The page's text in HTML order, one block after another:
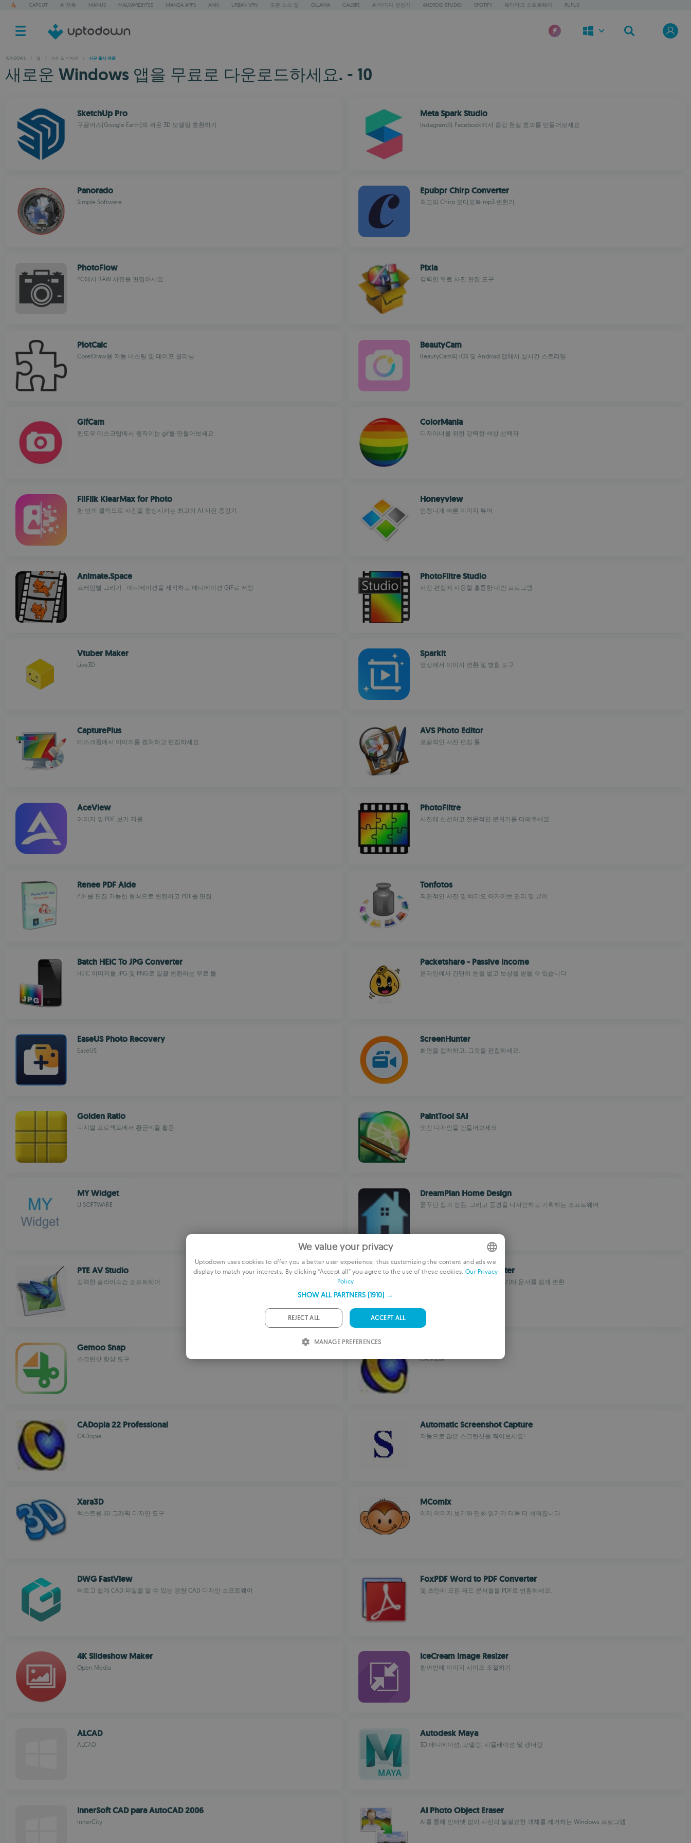
CAPCUT AI 챗봇 MANUS MALWAREBYTES MANGA APPS ANKI URBAN VPN 오픈 소스 앱 OLLAMA CALIBRE AI 이미지 생성기 ANDROID STUDIO SPOTIFY 워터마크 소프트웨어 RUFUS
WINDOWS / 앱 / 사진 및 디자인 / 신규 출시 제품
새로운 Windows 앱을 무료로 다운로드하세요. - 10
SketchUp Pro
구글어스(Google Earth)와 쉬운 3D 모델링 호환하기
Meta Spark Studio
Instagram와 Facebook에서 증강 현실 효과를 만들어보세요
Panorado
Simple Software
Epubpr Chirp Converter
최고의 Chirp 오디오북 mp3 변환기
PhotoFlow
PC에서 RAW 사진을 편집하세요
Pixia
강력한 무료 사진 편집 도구
PlotCalc
CorelDraw용 자동 네스팅 및 테이프 클리닝
BeautyCam
BeautyCam의 iOS 및 Android 앱에서 실시간 스트리밍
GifCam
윈도우 데스크탑에서 움직이는 gif를 만들어보세요
ColorMania
디자이너를 위한 강력한 색상 선택자
FliFlik KlearMax for Photo
한 번의 클릭으로 사진을 향상시키는 최고의 AI 사진 증강기
Honeyview
엄청나게 빠른 이미지 뷰어
Animate.Space
프레임별 그리기 - 애니메이션을 제작하고 애니메이션 GIF로 저장
PhotoFiltre Studio
사진 편집에 사용할 훌륭한 대안 프로그램
Vtuber Maker
Live3D
Sparkit
영상에서 이미지 변환 및 병합 도구
CapturePlus
데스크톱에서 이미지를 캡처하고 편집하세요
AVS Photo Editor
포괄적인 사진 편집 툴
AceView
이미지 및 PDF 보기 지원
PhotoFiltre
사진에 신선하고 전문적인 분위기를 더해주세요.
Renee PDF Aide
PDF를 편집 가능한 형식으로 변환하고 PDF를 편집
Tonfotos
직관적인 사진 및 비디오 아카이브 관리 및 뷰어
Batch HEIC To JPG Converter
HEIC 이미지를 JPG 및 PNG로 일괄 변환하는 무료 툴
Packetshare - Passive Income
온라인에서 간단히 돈을 벌고 보상을 받을 수 있습니다
EaseUS Photo Recovery
EaseUS
ScreenHunter
화면을 캡처하고, 그것을 편집하세요.
Golden Ratio
디지털 프로젝트에서 황금비율 활용
PaintTool SAI
멋진 디자인을 만들어보세요
MY Widget
U SOFTWARE
DreamPlan Home Design
꿈꾸던 집과 정원, 그리고 풍경을 디자인하고 기획하는 소프트웨어
PTE AV Studio
강력한 슬라이드쇼 소프트웨어
Kingshiper File Converter
동영상, 오디오, 이미지, PDF 및 기타 문서를 쉽게 변환
Gemoo Snap
스크린샷 향상 도구 CADopia
CADopia 22 Professional
CADopia
Automatic Screenshot Capture
자동으로 많은 스크린샷을 찍어보세요!
Xara3D
텍스트용 3D 그래픽 디자인 도구
MComix
이제 이미지 보기와 만화 읽기가 더욱 더 쉬워집니다.
DWG FastView
빠르고 쉽게 CAD 파일을 열 수 있는 경량 CAD 디자인 소프트웨어
FoxPDF Word to PDF Converter
몇 초만에 모든 워드 문서들을 PDF로 변환하세요.
4K Slideshow Maker
Open Media
IceCream Image Resizer
한꺼번에 이미지 사이즈 조절하기
ALCAD
ALCAD
Autodesk Maya
3D 애니메이션, 모델링, 시뮬레이션 및 렌더링
InnerSoft CAD para AutoCAD 2006
InnerCity
AI Photo Object Eraser
AI를 통해 인터넷 없이 사진의 불필요한 객체를 제거하는 Windows 프로그램
ENGLISH
SPANISH
We value your privacy
Uptodown uses cookies to offer you a better user experience, thus customizing the content and ads we
display to match your interests. By clicking “Accept all” you agree to the use of these cookies. Our Privacy
Policy
SHOW ALL PARTNERS (1910) →
ACCEPT ALL
REJECT ALL
MANAGE PREFERENCES